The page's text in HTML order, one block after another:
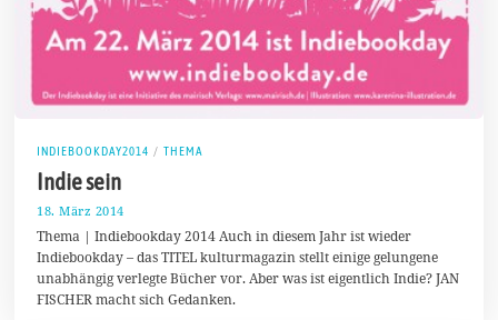
INDIEBOOKDAY2014 / THEMA
Indie sein
18. März 2014
6
.
M
ä
r
Thema | Indiebookday 2014 Auch in diesem Jahr ist wieder
Indiebookday – das TITEL kulturmagazin stellt einige gelungene
unabhängig verlegte Bücher vor. Aber was ist eigentlich Indie? JAN
FISCHER macht sich Gedanken.